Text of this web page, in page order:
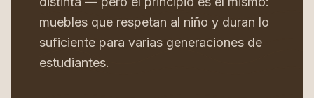
muebles que respetan al niño y duran lo
suficiente para varias generaciones de
estudiantes.